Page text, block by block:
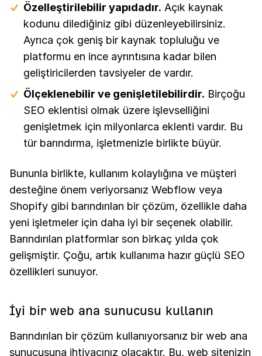
Özelleştirilebilir yapıdadır. Açık kaynak
kodunu dilediğiniz gibi düzenleyebilirsiniz.
Ayrıca çok geniş bir kaynak topluluğu ve
platformu en ince ayrıntısına kadar bilen
geliştiricilerden tavsiyeler de vardır.
Ölçeklenebilir ve genişletilebilirdir. Birçoğu
SEO eklentisi olmak üzere işlevselliğini
genişletmek için milyonlarca eklenti vardır. Bu
tür barındırma, işletmenizle birlikte büyür.
Bununla birlikte, kullanım kolaylığına ve müşteri
desteğine önem veriyorsanız Webflow veya
Shopify gibi barındırılan bir çözüm, özellikle daha
yeni işletmeler için daha iyi bir seçenek olabilir.
Barındırılan platformlar son birkaç yılda çok
gelişmiştir. Çoğu, artık kullanıma hazır güçlü SEO
özellikleri sunuyor.
İyi bir web ana sunucusu kullanın
Barındırılan bir çözüm kullanıyorsanız bir web ana
sunucusuna ihtiyacınız olacaktır. Bu, web sitenizin